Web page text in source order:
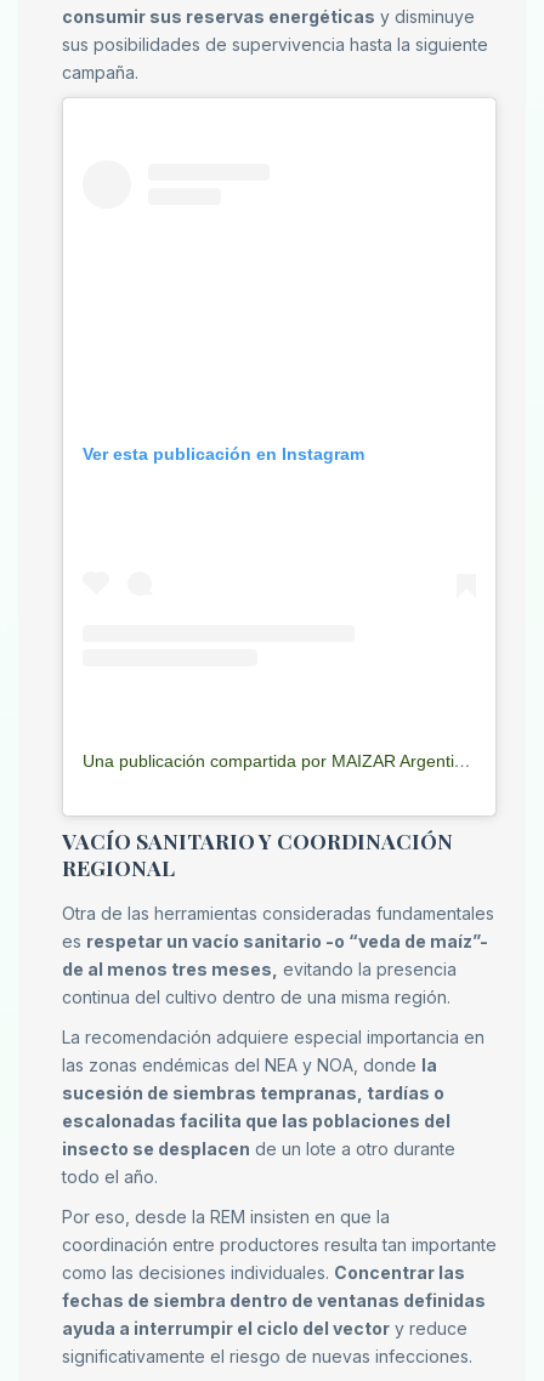
consumir sus reservas energéticas y disminuye
sus posibilidades de supervivencia hasta la siguiente
campaña.
Ver esta publicación en Instagram
Una publicación compartida por MAIZAR Argentina (@maizararg)
VACÍO SANITARIO Y COORDINACIÓN
REGIONAL
Otra de las herramientas consideradas fundamentales
es respetar un vacío sanitario -o “veda de maíz”-
de al menos tres meses, evitando la presencia
continua del cultivo dentro de una misma región.
La recomendación adquiere especial importancia en
las zonas endémicas del NEA y NOA, donde la
sucesión de siembras tempranas, tardías o
escalonadas facilita que las poblaciones del
insecto se desplacen de un lote a otro durante
todo el año.
Por eso, desde la REM insisten en que la
coordinación entre productores resulta tan importante
como las decisiones individuales. Concentrar las
fechas de siembra dentro de ventanas definidas
ayuda a interrumpir el ciclo del vector y reduce
significativamente el riesgo de nuevas infecciones.